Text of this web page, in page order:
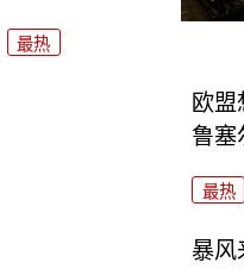
最热
欧
鲁塞
最热
暴风